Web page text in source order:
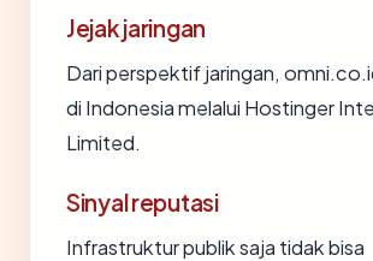
Jejak jaringan
Dari perspektif jaringan,
di Indonesia melalui Hostinger
Limited.
Sinyal reputasi
Infrastruktur publik saja tidak bisa